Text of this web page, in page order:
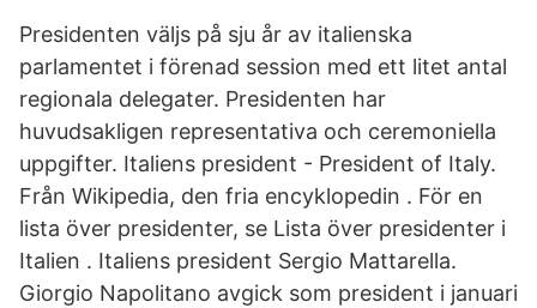
Presidenten väljs på sju år av italienska
parlamentet i förenad session med ett litet antal
regionala delegater. Presidenten har
huvudsakligen representativa och ceremoniella
uppgifter. Italiens president - President of Italy.
Från Wikipedia, den fria encyklopedin . För en
lista över presidenter, se Lista över presidenter i
Italien . Italiens president Sergio Mattarella.
Giorgio Napolitano avgick som president i januari